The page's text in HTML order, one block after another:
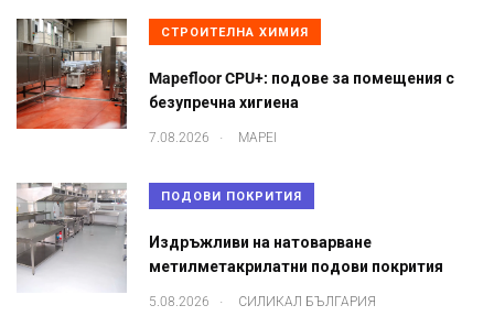
СТРОИТЕЛНА ХИМИЯ
Mapefloor CPU+: подове за помещения с
безупречна хигиена
7.08.2026 MAPEI
ПОДОВИ ПОКРИТИЯ
Издръжливи на натоварване
метилметакрилатни подови покрития
5.08.2026 СИЛИКАЛ БЪЛГАРИЯ